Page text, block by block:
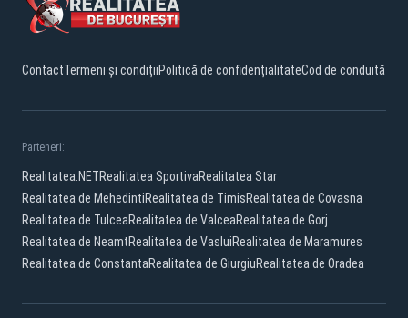
ContactTermeni și condițiiPolitică de confidențialitateCod de conduită
Parteneri:
Realitatea.NETRealitatea SportivaRealitatea Star
Realitatea de MehedintiRealitatea de TimisRealitatea de Covasna
Realitatea de TulceaRealitatea de ValceaRealitatea de Gorj
Realitatea de NeamtRealitatea de VasluiRealitatea de Maramures
Realitatea de ConstantaRealitatea de GiurgiuRealitatea de Oradea